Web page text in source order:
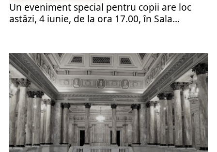
Un eveniment special pentru copii are loc
astăzi, 4 iunie, de la ora 17.00, în Sala...